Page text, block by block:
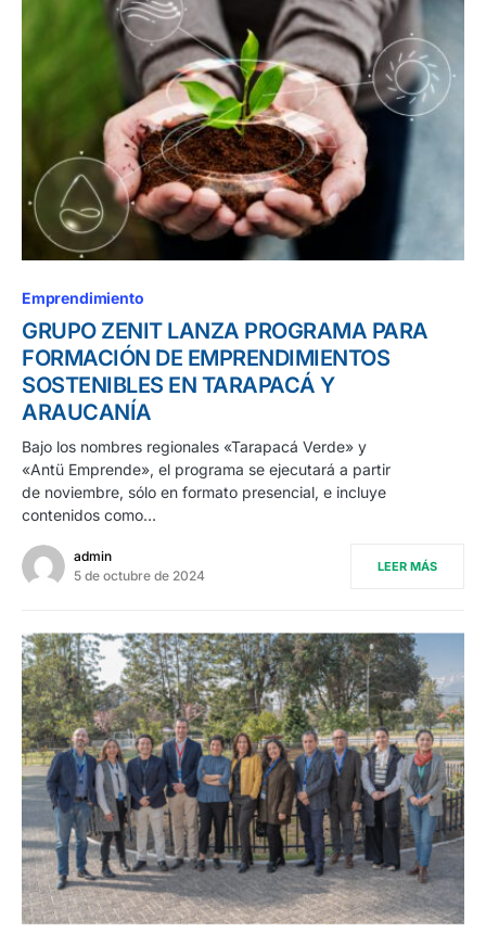
Emprendimiento
GRUPO ZENIT LANZA PROGRAMA PARA
FORMACIÓN DE EMPRENDIMIENTOS
SOSTENIBLES EN TARAPACÁ Y
ARAUCANÍA
Bajo los nombres regionales «Tarapacá Verde» y
«Antü Emprende», el programa se ejecutará a partir
de noviembre, sólo en formato presencial, e incluye
contenidos como…
admin
5 de octubre de 2024
LEER MÁS